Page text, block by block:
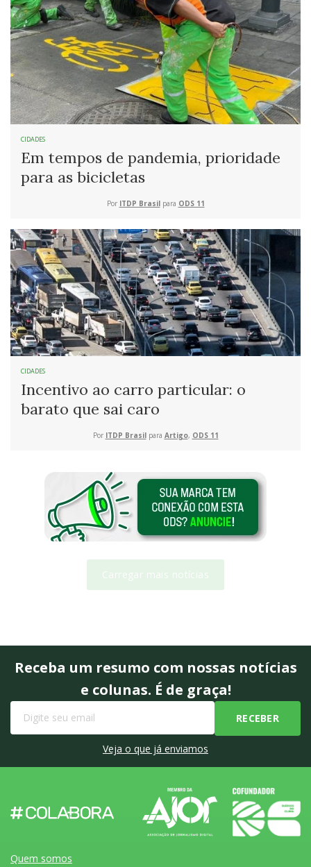
CIDADES
Em tempos de pandemia, prioridade
para as bicicletas
Por ITDP Brasilpara ODS 11
CIDADES
Incentivo ao carro particular: o
barato que sai caro
Por ITDP Brasilpara Artigo, ODS 11
Carregar mais notícias
Receba um resumo com nossas notícias
e colunas. É de graça!
Veja o que já enviamos
Quem somos